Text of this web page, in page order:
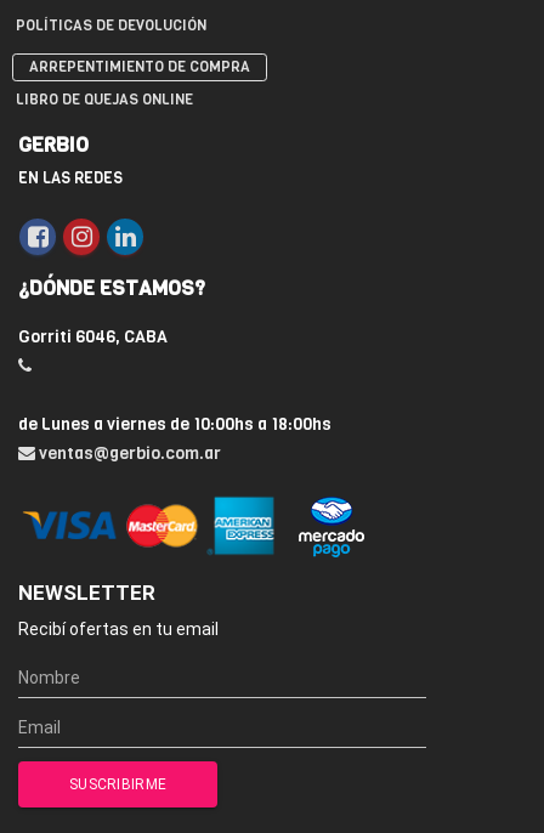
POLÍTICAS DE DEVOLUCIÓN
ARREPENTIMIENTO DE COMPRA
LIBRO DE QUEJAS ONLINE
GERBIO
EN LAS REDES
¿DÓNDE ESTAMOS?
Gorriti 6046, CABA
de Lunes a viernes de 10:00hs a 18:00hs
ventas@gerbio.com.ar
NEWSLETTER
Recibí ofertas en tu email